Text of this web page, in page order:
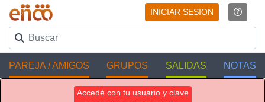
INICIAR SESION
PAREJA / AMIGOS GRUPOS SALIDAS NOTAS
Accedé con tu usuario y clave